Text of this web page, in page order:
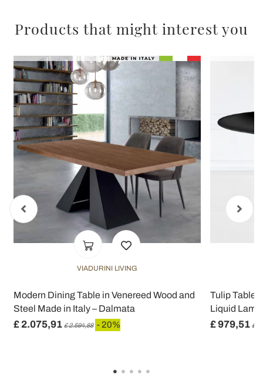
Products that might interest you
VIADURINI LIVING
Modern Dining Table in Venereed Wood and
Steel Made in Italy – Dalmata
£ 2.075,91 £ 2.594,88 - 20%
Tulip Table
Liquid
£ 979,51 £